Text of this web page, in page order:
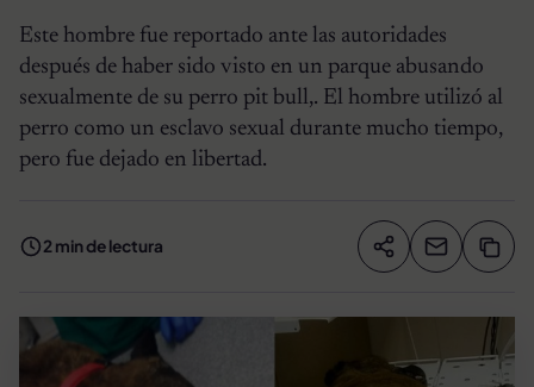
Este hombre fue reportado ante las autoridades
después de haber sido visto en un parque abusando
sexualmente de su perro pit bull,. El hombre utilizó al
perro como un esclavo sexual durante mucho tiempo,
pero fue dejado en libertad.
2 min de lectura Compartir